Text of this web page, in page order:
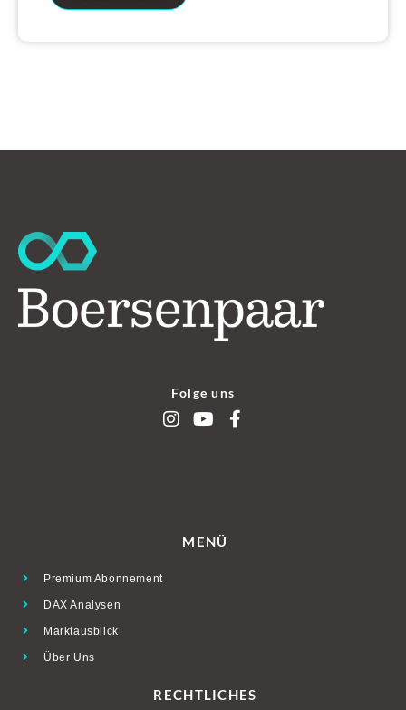
Folge uns
MENÜ
Premium Abonnement
DAX Analysen
Marktausblick
Über Uns
RECHTLICHES